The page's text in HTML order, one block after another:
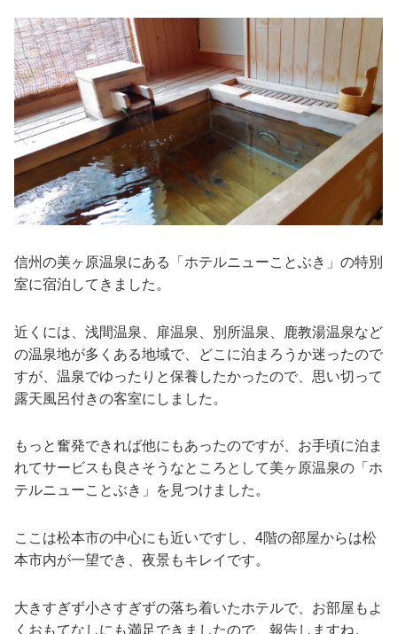
信州の美ヶ原温泉にある「ホテルニューことぶき」の特別
室に宿泊してきました。
近くには、浅間温泉、扉温泉、別所温泉、鹿教湯温泉など
の温泉地が多くある地域で、どこに泊まろうか迷ったので
すが、温泉でゆったりと保養したかったので、思い切って
露天風呂付きの客室にしました。
もっと奮発できれば他にもあったのですが、お手頃に泊ま
れてサービスも良さそうなところとして美ヶ原温泉の「ホ
テルニューことぶき」を見つけました。
ここは松本市の中心にも近いですし、4階の部屋からは松
本市内が一望でき、夜景もキレイです。
大きすぎず小さすぎずの落ち着いたホテルで、お部屋もよ
くおもてなしにも満足できましたので、報告しますね。